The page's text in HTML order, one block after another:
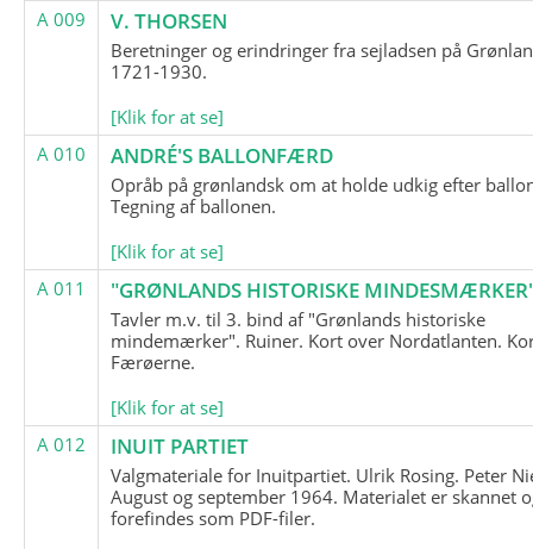
A 009
V. THORSEN
Beretninger og erindringer fra sejladsen på
1721-1930.
[Klik for at se]
A 010
ANDRÉ'S BALLONFÆRD
Opråb på grønlandsk om at holde udkig efter
Tegning af ballonen.
[Klik for at se]
A 011
"GRØNLANDS HISTORISKE
Tavler m.v. til 3. bind af "Grønlands historiske
mindemærker". Ruiner. Kort over Nordatlanten.
Færøerne.
[Klik for at se]
A 012
INUIT PARTIET
Valgmateriale for Inuitpartiet. Ulrik Rosing. Peter
August og september 1964. Materialet er skannet
forefindes som PDF-filer.